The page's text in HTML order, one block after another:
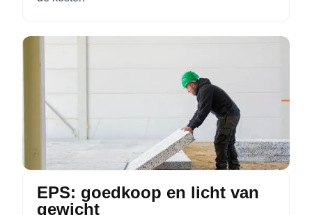
EPS: goedkoop en licht van
gewicht